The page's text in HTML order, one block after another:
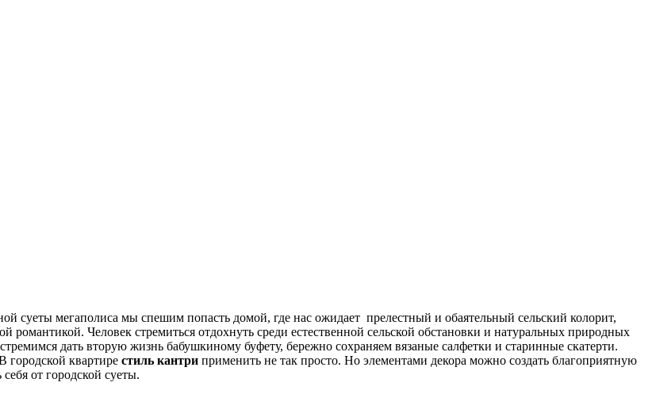
суеты мегаполиса мы спешим попасть домой, где нас ожидает прелестный и обаятельный сельский колорит,
романтикой. Человек стремиться отдохнуть среди естественной сельской обстановки и натуральных природных
дать вторую жизнь бабушкиному буфету, бережно сохраняем вязаные салфетки и старинные скатерти.
городской квартире стиль кантри применить не так просто. Но элементами декора можно создать благоприятную
от городской суеты.